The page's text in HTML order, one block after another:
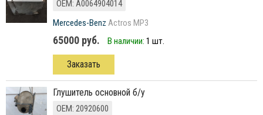
ОЕМ: A0064904014
Mercedes-Benz Actros MP3
65000 руб. В наличии: 1 шт.
Заказать
Глушитель основной б/у
ОЕМ: 20920600